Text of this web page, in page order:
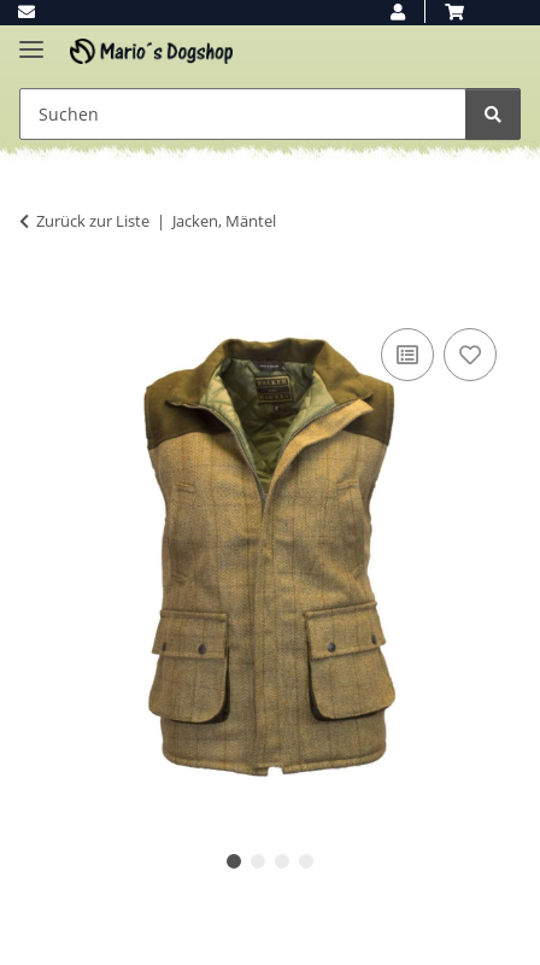
Zurück zur Liste Jacken, Mäntel